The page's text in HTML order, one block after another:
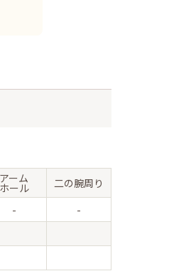
アーム
ホール
二の腕周り
-
-